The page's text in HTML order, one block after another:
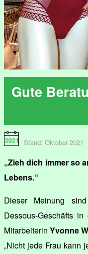
Gute
Stand: Oktober 2021
„Zieh dich immer so
Lebens.“
Dieser Meinung sind
Dessous-Geschäfts
Mitarbeiterin Yvonne
„Nicht jede Frau kann